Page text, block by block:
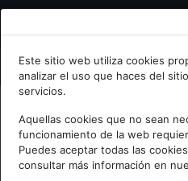
Bienvenid@ a
Escribe tu Email
Accede o regístrate con tu
Este sitio web utiliza cookies
analizar el uso que haces del
servicios.
Aquellas cookies que no sean
funcionamiento de la web
Puedes aceptar todas las
consultar más información en